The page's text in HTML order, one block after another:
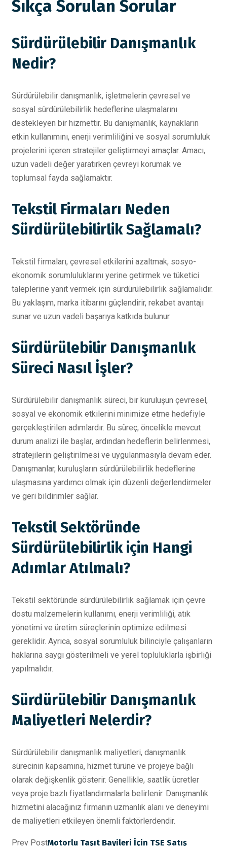
Sıkça Sorulan Sorular
Sürdürülebilir Danışmanlık
Nedir?
Sürdürülebilir danışmanlık, işletmelerin çevresel ve
sosyal sürdürülebilirlik hedeflerine ulaşmalarını
destekleyen bir hizmettir. Bu danışmanlık, kaynakların
etkin kullanımını, enerji verimliliğini ve sosyal sorumluluk
projelerini içeren stratejiler geliştirmeyi amaçlar. Amacı,
uzun vadeli değer yaratırken çevreyi korumak ve
toplumsal fayda sağlamaktır.
Tekstil Firmaları Neden
Sürdürülebilirlik Sağlamalı?
Tekstil firmaları, çevresel etkilerini azaltmak, sosyo-
ekonomik sorumluluklarını yerine getirmek ve tüketici
taleplerine yanıt vermek için sürdürülebilirlik sağlamalıdır.
Bu yaklaşım, marka itibarını güçlendirir, rekabet avantajı
sunar ve uzun vadeli başarıya katkıda bulunur.
Sürdürülebilir Danışmanlık
Süreci Nasıl İşler?
Sürdürülebilir danışmanlık süreci, bir kuruluşun çevresel,
sosyal ve ekonomik etkilerini minimize etme hedefiyle
gerçekleştirilen adımlardır. Bu süreç, öncelikle mevcut
durum analizi ile başlar, ardından hedeflerin belirlenmesi,
stratejilerin geliştirilmesi ve uygulanmasıyla devam eder.
Danışmanlar, kuruluşların sürdürülebilirlik hedeflerine
ulaşmasına yardımcı olmak için düzenli değerlendirmeler
ve geri bildirimler sağlar.
Tekstil Sektöründe
Sürdürülebilirlik için Hangi
Adımlar Atılmalı?
Tekstil sektöründe sürdürülebilirlik sağlamak için çevre
dostu malzemelerin kullanımı, enerji verimliliği, atık
yönetimi ve üretim süreçlerinin optimize edilmesi
gereklidir. Ayrıca, sosyal sorumluluk bilinciyle çalışanların
haklarına saygı gösterilmeli ve yerel topluluklarla işbirliği
yapılmalıdır.
Sürdürülebilir Danışmanlık
Maliyetleri Nelerdir?
Sürdürülebilir danışmanlık maliyetleri, danışmanlık
sürecinin kapsamına, hizmet türüne ve projeye bağlı
olarak değişkenlik gösterir. Genellikle, saatlik ücretler
veya proje bazlı fiyatlandırmalarla belirlenir. Danışmanlık
hizmetini alacağınız firmanın uzmanlık alanı ve deneyimi
de maliyetleri etkileyen önemli faktörlerdendir.
Prev PostMotorlu Taşıt Bayileri İçin TSE Satış